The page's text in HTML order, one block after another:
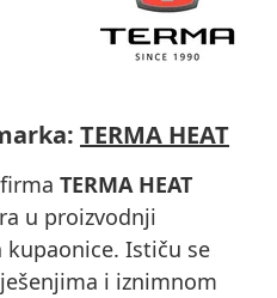
TERMA HEAT
TERMA HEAT
u proizvodnji
Ističu se
i iznimnom